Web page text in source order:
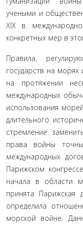
учеными и
XIX в.
конкретных мер в
Правила,
государств на морях
на протяжении
международных
использования
длительного
стремление
права войны
международных
Парижском
начала в области
принята Парижская
определила
морской войне.